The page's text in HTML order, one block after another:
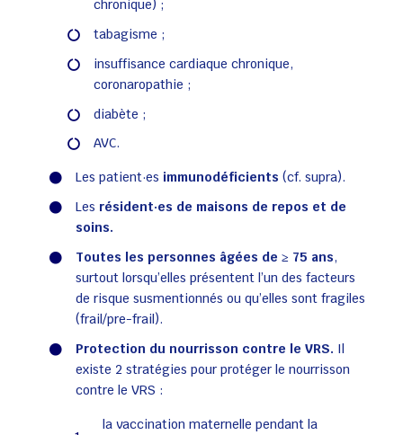
chronique) ;
tabagisme ;
insuffisance cardiaque chronique,
coronaropathie ;
diabète ;
AVC.
Les patient·es immunodéficients (cf. supra).
Les résident·es de maisons de repos et de
soins.
Toutes les personnes âgées de ≥ 75 ans,
surtout lorsqu’elles présentent l’un des facteurs
de risque susmentionnés ou qu’elles sont fragiles
(frail/pre-frail).
Protection du nourrisson contre le VRS. Il
existe 2 stratégies pour protéger le nourrisson
contre le VRS :
la vaccination maternelle pendant la